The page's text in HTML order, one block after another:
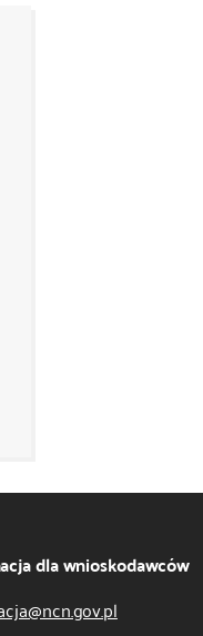
dla wnioskodawców